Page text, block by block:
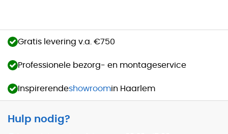
Gratis levering v.a. €750
Professionele bezorg- en montageservice
Inspirerendeshowroomin Haarlem
Hulp nodig?